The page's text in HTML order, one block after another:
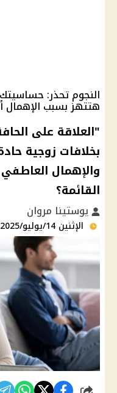
النجوم تحذر:
هتتهز بسبب
والإهمال
القائمة؟
يوستينا مروان
الإثنين 14/يوليو/2025 - 02:00 ص